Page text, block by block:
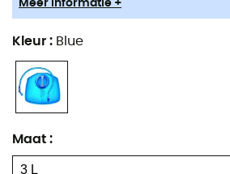
Meer informatie +
Kleur : Blue
Maat :